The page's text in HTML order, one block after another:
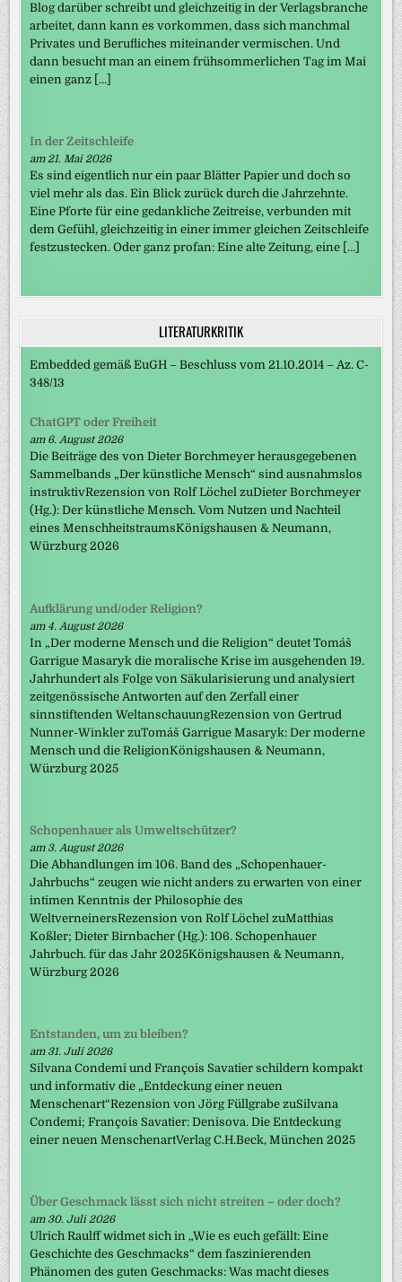
Blog darüber schreibt und gleichzeitig in der Verlagsbranche
arbeitet, dann kann es vorkommen, dass sich manchmal
Privates und Berufliches miteinander vermischen. Und
dann besucht man an einem frühsommerlichen Tag im Mai
einen ganz […]
In der Zeitschleife
am 21. Mai 2026
Es sind eigentlich nur ein paar Blätter Papier und doch so
viel mehr als das. Ein Blick zurück durch die Jahrzehnte.
Eine Pforte für eine gedankliche Zeitreise, verbunden mit
dem Gefühl, gleichzeitig in einer immer gleichen Zeitschleife
festzustecken. Oder ganz profan: Eine alte Zeitung, eine […]
LITERATURKRITIK
Embedded gemäß EuGH – Beschluss vom 21.10.2014 – Az. C-
348/13
ChatGPT oder Freiheit
am 6. August 2026
Die Beiträge des von Dieter Borchmeyer herausgegebenen
Sammelbands „Der künstliche Mensch“ sind ausnahmslos
instruktivRezension von Rolf Löchel zuDieter Borchmeyer
(Hg.): Der künstliche Mensch. Vom Nutzen und Nachteil
eines MenschheitstraumsKönigshausen & Neumann,
Würzburg 2026
Aufklärung und/oder Religion?
am 4. August 2026
In „Der moderne Mensch und die Religion“ deutet Tomáš
Garrigue Masaryk die moralische Krise im ausgehenden 19.
Jahrhundert als Folge von Säkularisierung und analysiert
zeitgenössische Antworten auf den Zerfall einer
sinnstiftenden WeltanschauungRezension von Gertrud
Nunner-Winkler zuTomáš Garrigue Masaryk: Der moderne
Mensch und die ReligionKönigshausen & Neumann,
Würzburg 2025
Schopenhauer als Umweltschützer?
am 3. August 2026
Die Abhandlungen im 106. Band des „Schopenhauer-
Jahrbuchs“ zeugen wie nicht anders zu erwarten von einer
intimen Kenntnis der Philosophie des
WeltverneinersRezension von Rolf Löchel zuMatthias
Koßler; Dieter Birnbacher (Hg.): 106. Schopenhauer
Jahrbuch. für das Jahr 2025Königshausen & Neumann,
Würzburg 2026
Entstanden, um zu bleiben?
am 31. Juli 2026
Silvana Condemi und François Savatier schildern kompakt
und informativ die „Entdeckung einer neuen
Menschenart“Rezension von Jörg Füllgrabe zuSilvana
Condemi; François Savatier: Denisova. Die Entdeckung
einer neuen MenschenartVerlag C.H.Beck, München 2025
Über Geschmack lässt sich nicht streiten – oder doch?
am 30. Juli 2026
Ulrich Raulff widmet sich in „Wie es euch gefällt: Eine
Geschichte des Geschmacks“ dem faszinierenden
Phänomen des guten Geschmacks: Was macht dieses